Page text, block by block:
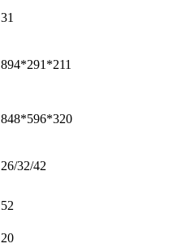
31
894*291*211
848*596*320
26/32/42
52
20